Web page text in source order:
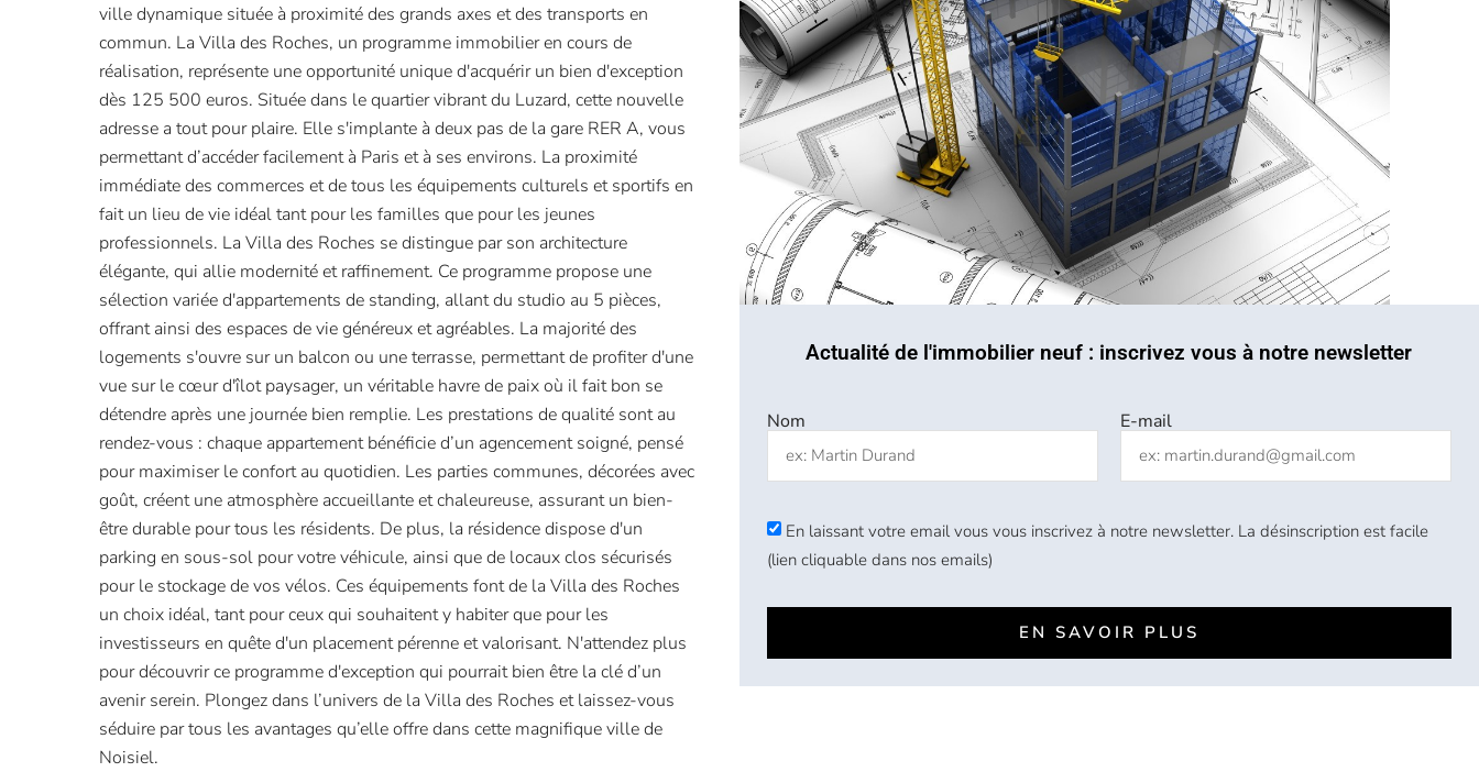
ville dynamique située à proximité des grands axes et des transports en
commun. La Villa des Roches, un programme immobilier en cours de
réalisation, représente une opportunité unique d'acquérir un bien d'exception
dès 125 500 euros. Située dans le quartier vibrant du Luzard, cette nouvelle
adresse a tout pour plaire. Elle s'implante à deux pas de la gare RER A, vous
permettant d’accéder facilement à Paris et à ses environs. La proximité
immédiate des commerces et de tous les équipements culturels et sportifs en
fait un lieu de vie idéal tant pour les familles que pour les jeunes
professionnels. La Villa des Roches se distingue par son architecture
élégante, qui allie modernité et raffinement. Ce programme propose une
sélection variée d'appartements de standing, allant du studio au 5 pièces,
offrant ainsi des espaces de vie généreux et agréables. La majorité des
logements s'ouvre sur un balcon ou une terrasse, permettant de profiter d'une
vue sur le cœur d'îlot paysager, un véritable havre de paix où il fait bon se
détendre après une journée bien remplie. Les prestations de qualité sont au
rendez-vous : chaque appartement bénéficie d’un agencement soigné, pensé
pour maximiser le confort au quotidien. Les parties communes, décorées avec
goût, créent une atmosphère accueillante et chaleureuse, assurant un bien-
être durable pour tous les résidents. De plus, la résidence dispose d'un
parking en sous-sol pour votre véhicule, ainsi que de locaux clos sécurisés
pour le stockage de vos vélos. Ces équipements font de la Villa des Roches
un choix idéal, tant pour ceux qui souhaitent y habiter que pour les
investisseurs en quête d'un placement pérenne et valorisant. N'attendez plus
pour découvrir ce programme d'exception qui pourrait bien être la clé d’un
avenir serein. Plongez dans l’univers de la Villa des Roches et laissez-vous
séduire par tous les avantages qu’elle offre dans cette magnifique ville de
Noisiel.
Actualité de l'immobilier neuf : inscrivez vous à notre newsletter
Nom E-mail
En laissant votre email vous vous inscrivez à notre newsletter. La désinscription est facile
(lien cliquable dans nos emails)
EN SAVOIR PLUS